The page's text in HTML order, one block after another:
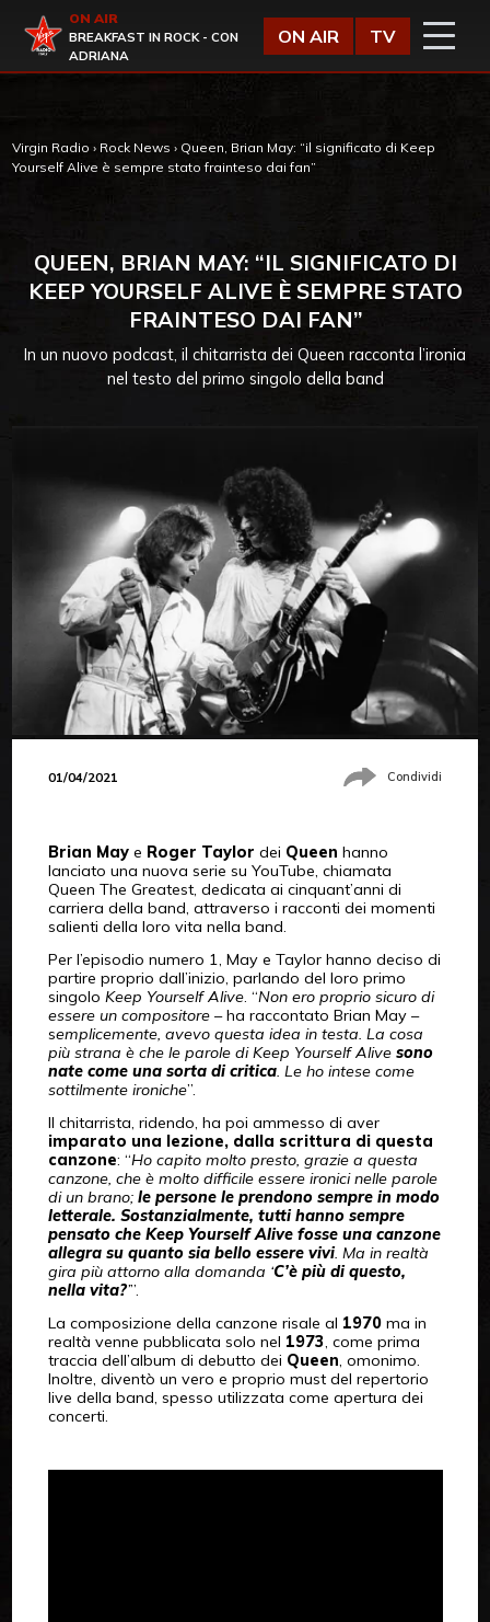
Virgin Radio
ON AIR
BREAKFAST IN ROCK - CON
ADRIANA
ON AIR TV
Virgin Radio › Rock News › Queen, Brian May: “il significato di Keep
Yourself Alive è sempre stato frainteso dai fan”
QUEEN, BRIAN MAY: “IL SIGNIFICATO DI
KEEP YOURSELF ALIVE È SEMPRE STATO
FRAINTESO DAI FAN”
In un nuovo podcast, il chitarrista dei Queen racconta l’ironia
nel testo del primo singolo della band
01/04/2021 Condividi
Brian Maye Roger Taylor dei Queen hanno
lanciato una nuova serie su YouTube, chiamata
Queen The Greatest, dedicata ai cinquant’anni di
carriera della band, attraverso i racconti dei momenti
salienti della loro vita nella band.
Per l’episodio numero 1, May e Taylor hanno deciso di
partire proprio dall’inizio, parlando del loro primo
singolo Keep Yourself Alive. “Non ero proprio sicuro di
essere un compositore– ha raccontato Brian May –
semplicemente, avevo questa idea in testa. La cosa
più strana è che le parole di Keep Yourself Alive sono
nate come una sorta di critica. Le ho intese come
sottilmente ironiche”.
Il chitarrista, ridendo, ha poi ammesso di aver
imparato una lezione, dalla scrittura di questa
canzone: “Ho capito molto presto, grazie a questa
canzone, che è molto difficile essere ironici nelle parole
di un brano; le persone le prendono sempre in modo
letterale. Sostanzialmente, tutti hanno sempre
pensato che Keep Yourself Alive fosse una canzone
allegra su quanto sia bello essere vivi. Ma in realtà
gira più attorno alla domanda ‘C’è più di questo,
nella vita?’”.
La composizione della canzone risale al 1970ma in
realtà venne pubblicata solo nel 1973, come prima
traccia dell’album di debutto dei Queen, omonimo.
Inoltre, diventò un vero e proprio must del repertorio
live della band, spesso utilizzata come apertura dei
concerti.